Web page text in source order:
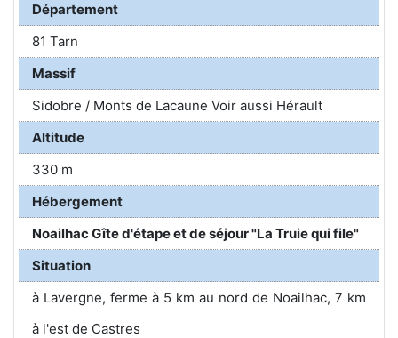
Département
81 Tarn
Massif
Sidobre / Monts de Lacaune Voir aussi Hérault
Altitude
330 m
Hébergement
Noailhac Gîte d'étape et de séjour "La Truie qui file"
Situation
à Lavergne, ferme à 5 km au nord de Noailhac, 7 km
à l'est de Castres